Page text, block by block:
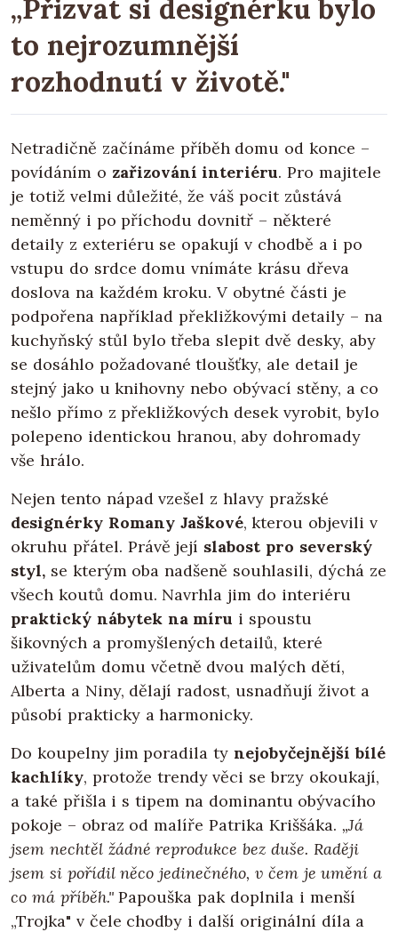
„Přizvat si designérku bylo
to nejrozumnější
rozhodnutí v životě."
Netradičně začínáme příběh domu od konce –
povídáním o zařizování interiéru. Pro majitele
je totiž velmi důležité, že váš pocit zůstává
neměnný i po příchodu dovnitř – některé
detaily z exteriéru se opakují v chodbě a i po
vstupu do srdce domu vnímáte krásu dřeva
doslova na každém kroku. V obytné části je
podpořena například překližkovými detaily – na
kuchyňský stůl bylo třeba slepit dvě desky, aby
se dosáhlo požadované tloušťky, ale detail je
stejný jako u knihovny nebo obývací stěny, a co
nešlo přímo z překližkových desek vyrobit, bylo
polepeno identickou hranou, aby dohromady
vše hrálo.
Nejen tento nápad vzešel z hlavy pražské
designérky Romany Jaškové, kterou objevili v
okruhu přátel. Právě její slabost pro severský
styl, se kterým oba nadšeně souhlasili, dýchá ze
všech koutů domu. Navrhla jim do interiéru
praktický nábytek na míru i spoustu
šikovných a promyšlených detailů, které
uživatelům domu včetně dvou malých dětí,
Alberta a Niny, dělají radost, usnadňují život a
působí prakticky a harmonicky.
Do koupelny jim poradila ty nejobyčejnější bílé
kachlíky, protože trendy věci se brzy okoukají,
a také přišla i s tipem na dominantu obývacího
pokoje – obraz od malíře Patrika Kriššáka. „Já
jsem nechtěl žádné reprodukce bez duše. Raději
jsem si pořídil něco jedinečného, v čem je umění a
co má příběh."Papouška pak doplnila i menší
„Trojka" v čele chodby i další originální díla a